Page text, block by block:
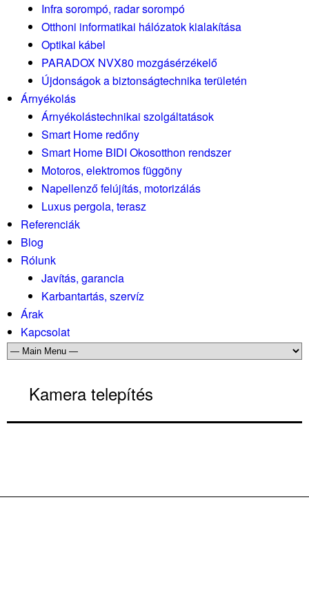
Infra sorompó, radar sorompó
Otthoni informatikai hálózatok kialakítása
Optikai kábel
PARADOX NVX80 mozgásérzékelő
Újdonságok a biztonságtechnika területén
Árnyékolás
Árnyékolástechnikai szolgáltatások
Smart Home redőny
Smart Home BIDI Okosotthon rendszer
Motoros, elektromos függöny
Napellenző felújítás, motorizálás
Luxus pergola, terasz
Referenciák
Blog
Rólunk
Javítás, garancia
Karbantartás, szervíz
Árak
Kapcsolat
Kamera telepítés